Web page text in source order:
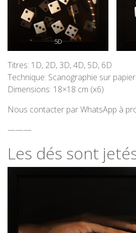
5D
Titres: 1D, 2D, 3D, 4D, 5D, 6D
Technique: Scanographie sur
Dimensions: 18×18 cm (x6)
Nous contacter par WhatsApp à
———
Les dés sont